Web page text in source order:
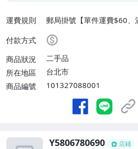
運費規則
郵局掛號【單件運費$60、
滿$20000免運費】
付款方式
商品狀況
二手品
所在地區
台北市
商品編號
101327088001
Y5806780690
店鋪